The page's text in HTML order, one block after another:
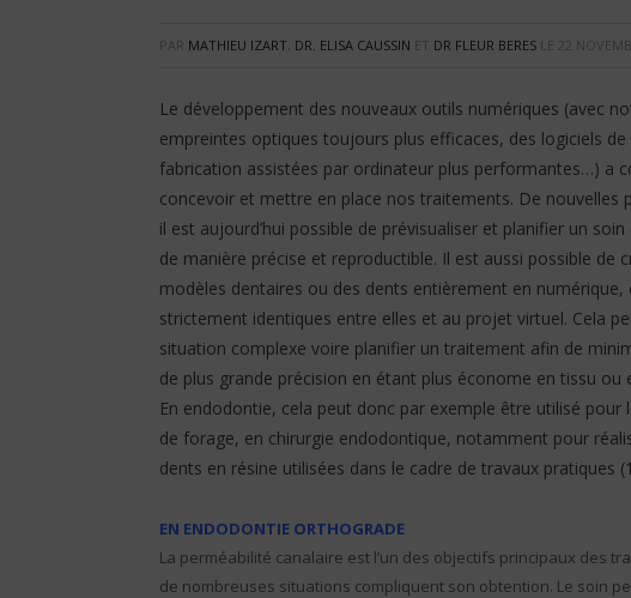
PAR MATHIEU IZART DR. ELISA CAUSSIN ET DR FLEUR BERES LE 22
Le développement des nouveaux outils numériques (avec
empreintes optiques toujours plus efficaces, des logiciels
fabrication assistées par ordinateur plus performantes…) a
concevoir et mettre en place nos traitements. De nouvelles
il est aujourd’hui possible de prévisualiser et planifier un
de manière précise et reproductible. Il est aussi possible de
modèles dentaires ou des dents entièrement en numérique,
strictement identiques entre elles et au projet virtuel. Cela
situation complexe voire planifier un traitement afin de
de plus grande précision en étant plus économe en tissu
En endodontie, cela peut donc par exemple être utilisé
de forage, en chirurgie endodontique, notamment pour
dents en résine utilisées dans le cadre de travaux pratiques
EN ENDODONTIE ORTHOGRADE
La perméabilité canalaire est l’un des objectifs principaux des
de nombreuses situations compliquent son obtention. Le soin